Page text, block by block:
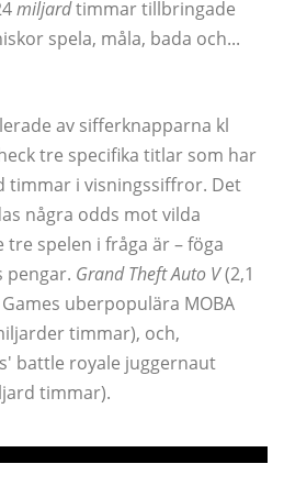
miljardtimmar tillbringade
spela, måla, bada och...
av sifferknapparna kl
tre specifika titlar som har
timmar i visningssiffror. Det
några odds mot vilda
spelen i fråga är – föga
pengar. Grand Theft Auto V(2,1
uberpopulära MOBA
timmar), och,
battle royale juggernaut
timmar).